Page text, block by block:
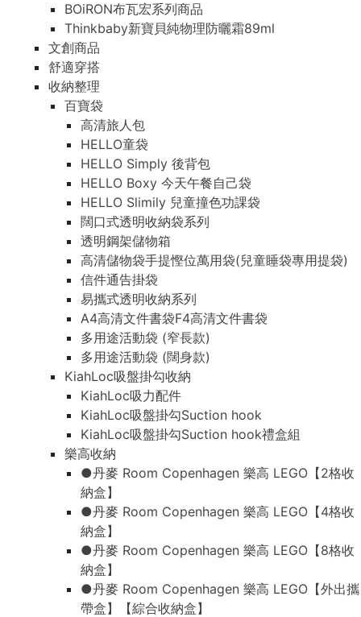
BOiRON布瓦宏系列商品
Thinkbaby新寶貝純物理防曬霜89ml
文創商品
舒適穿搭
收納整理
百寶袋
高清旅人包
HELLO童袋
HELLO Simply 後背包
HELLO Boxy 今天午餐自己袋
HELLO Slimily 兒童撞色功課袋
闊口式透明收納袋系列
透明鋼架儲物箱
高清儲物袋手提慳位萬用袋(兒童睡袋專用提袋)
信件通告掛袋
易攜式透明收納系列
A4高清文件書袋F4高清文件書袋
多用途活動袋 (窄長款)
多用途活動袋 (闊身款)
KiahLoc吸盤掛勾收納
KiahLoc吸力配件
KiahLoc吸盤掛勾Suction hook
KiahLoc吸盤掛勾Suction hook禮盒組
樂高收納
●丹麥 Room Copenhagen 樂高 LEGO【2格收
納盒】
●丹麥 Room Copenhagen 樂高 LEGO【4格收
納盒】
●丹麥 Room Copenhagen 樂高 LEGO【8格收
納盒】
●丹麥 Room Copenhagen 樂高 LEGO【外出攜
帶盒】【綜合收納盒】